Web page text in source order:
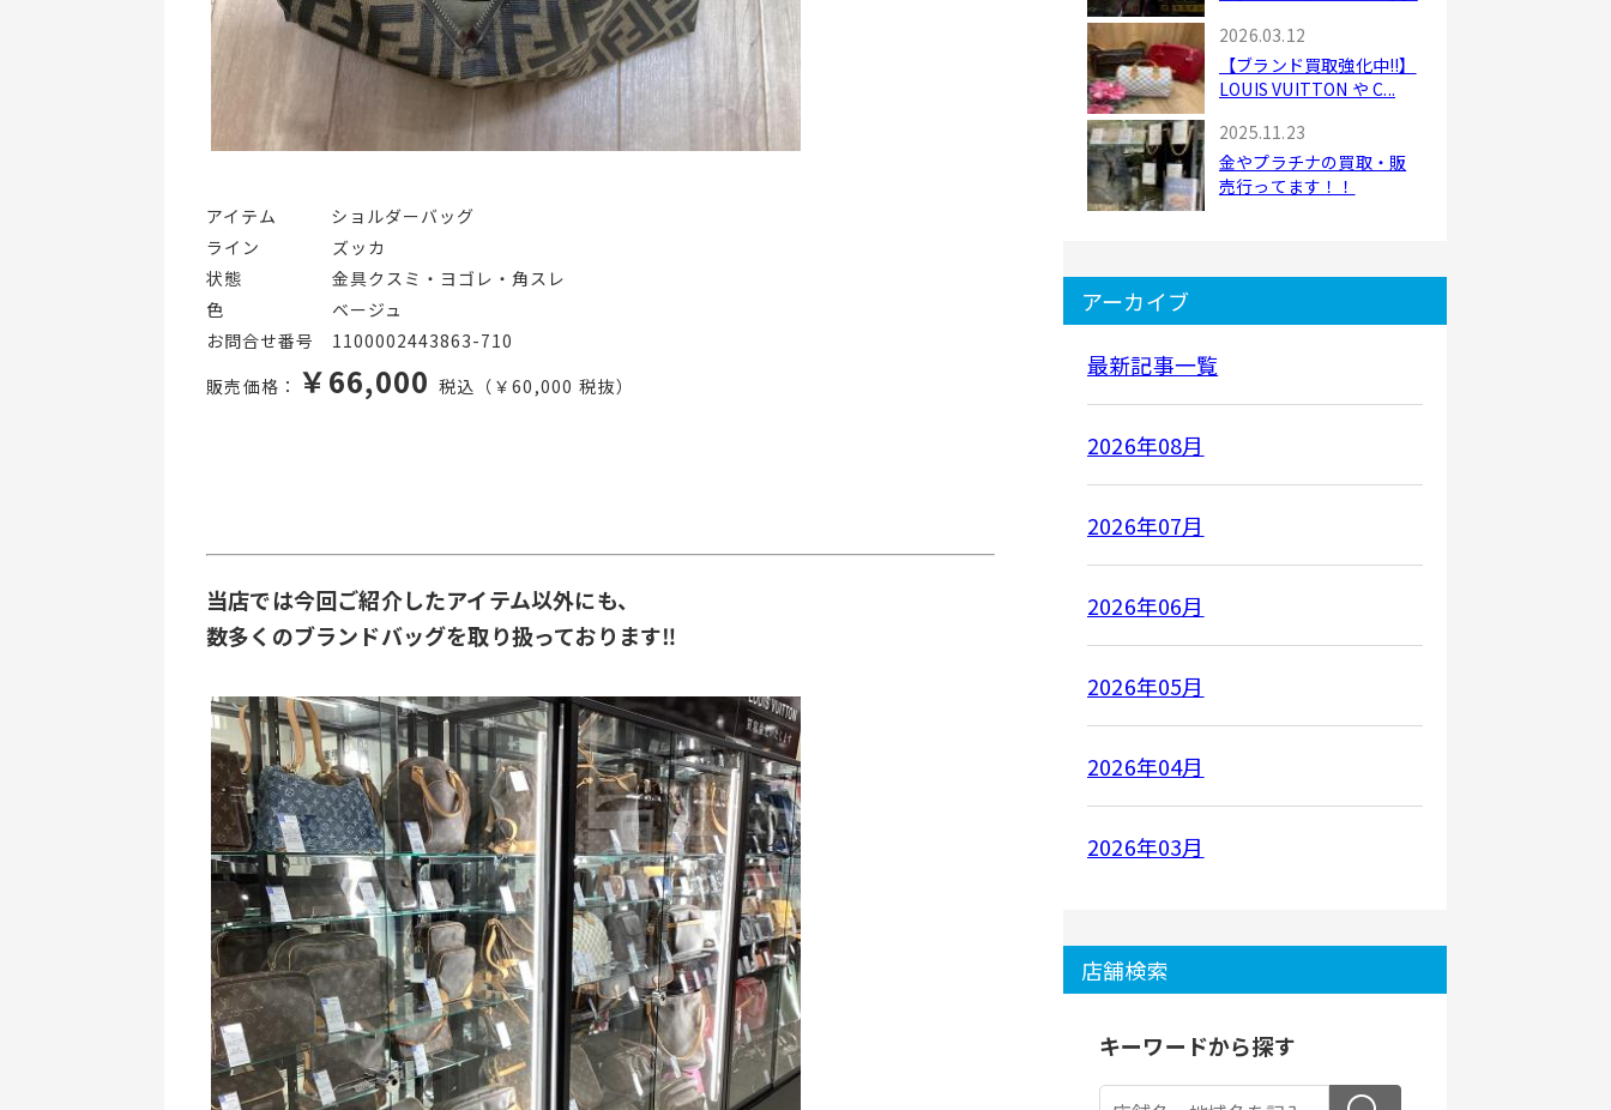
アイテム   ショルダーバッグ
ライン    ズッカ
状態     金具クスミ・ヨゴレ・角スレ
色      ベージュ
お問合せ番号 1100002443863-710
販売価格： ￥66,000 税込（￥60,000 税抜）
当店では今回ご紹介したアイテム以外にも、
数多くのブランドバッグを取り扱っております‼
2026.03.12
【ブランド買取強化中!!】
LOUIS VUITTON や C...
2025.11.23
金やプラチナの買取・販
売行ってます！！
アーカイブ
最新記事一覧
2026年08月
2026年07月
2026年06月
2026年05月
2026年04月
2026年03月
店舗検索
キーワードから探す